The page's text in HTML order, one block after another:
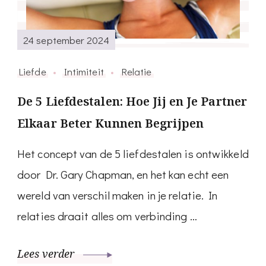
24 september 2024
Liefde Intimiteit Relatie
De 5 Liefdestalen: Hoe Jij en Je Partner
Elkaar Beter Kunnen Begrijpen
Het concept van de 5 liefdestalen is ontwikkeld
door Dr. Gary Chapman, en het kan echt een
wereld van verschil maken in je relatie. In
relaties draait alles om verbinding …
Lees verder